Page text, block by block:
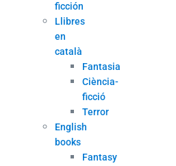
ficción
Llibres
en
català
Fantasia
Ciència-
ficció
Terror
English
books
Fantasy